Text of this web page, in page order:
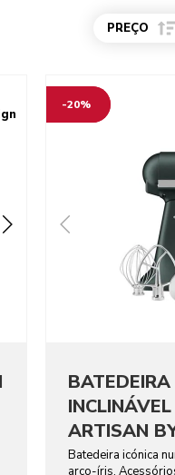
PREÇO
-20%
ARTISAN
Batedeira icónica
arco-íris.